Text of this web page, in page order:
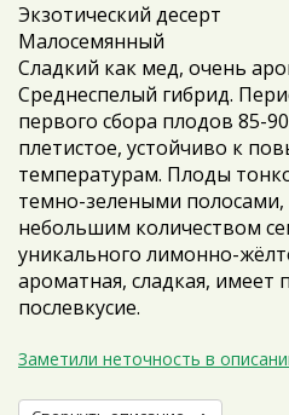
Экзотический десерт
Малосемянный
Сладкий как мед, очень
Среднеспелый гибрид.
первого сбора плодов 85-
плетистое, устойчиво к
температурам. Плоды
темно-зелеными полосами,
небольшим количеством
уникального лимонно-
ароматная, сладкая, имеет
послевкусие.
Заметили неточность в